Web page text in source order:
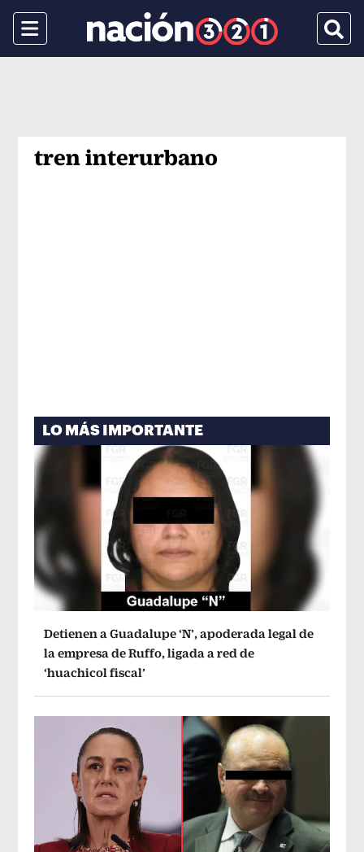
Menu
tren interurbano
LO MÁS IMPORTANTE
Detienen a Guadalupe ‘N’, apoderada legal de
la empresa de Ruffo, ligada a red de
‘huachicol fiscal’